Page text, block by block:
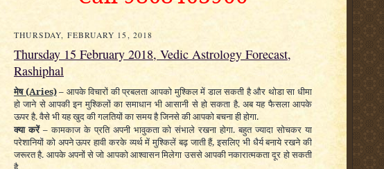
THURSDAY, FEBRUARY 15, 2018
Thursday 15 February 2018, Vedic Astrology Forecast,
Rashiphal
मेष(Aries)– आपके विचारों की प्रबलता आपको मुश्किल में डाल सकती है और थोडा सा धीमा
हो जाने से आपकी इन मुश्किलों का समाधान भी आसानी से हो सकता है. अब यह फैसला आपके
ऊपर है. वैसे भी यह खुद की गलतियों का समय है जिनसे की आपको बचना ही होगा.
क्या करें –कामकाज के प्रति अपनी भावुकता को संभाले रखना होगा. बहुत ज्यादा सोचकर या
परेशानियों को अपने ऊपर हावी करके व्यर्थ में मुश्किलें बढ़ जाती हैं, इसलिए भी धैर्य बनाये रखने की
जरूरत है. आपके अपनों से जो आपको आश्वासन मिलेगा उससे आपकी नकारात्मकता दूर हो सकती